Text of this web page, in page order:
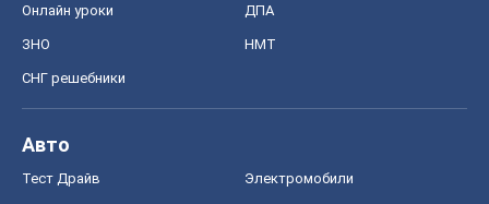
Онлайн уроки ДПА
ЗНО НМТ
СНГ решебники
Авто
Тест Драйв Электромобили